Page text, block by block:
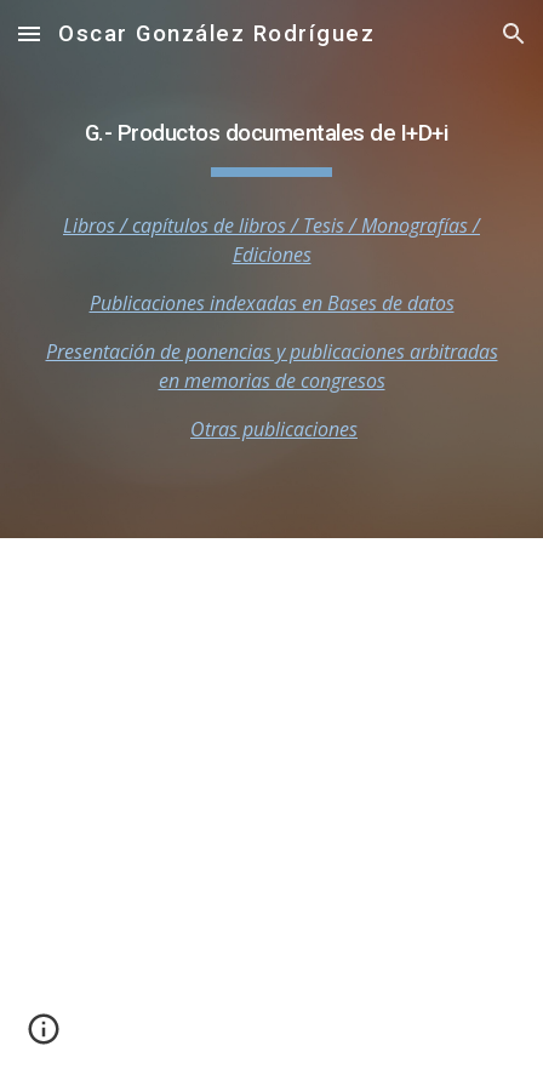
Skip to main content Skip to navigation
Oscar González Rodríguez
G.- Productos documentales de I+D+i
Libros / capítulos de libros / Tesis / Monografías /
Ediciones
Publicaciones indexadas en Bases de datos
Presentación de ponencias y publicaciones arbitradas
en memorias de congresos
Otras publicaciones